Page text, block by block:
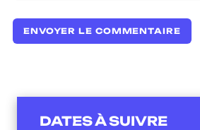
DATES À SUIVRE